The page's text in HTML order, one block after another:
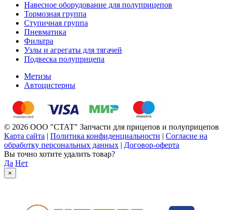
Навесное оборудование для полуприцепов
Тормозная группа
Ступичная группа
Пневматика
Фильтра
Узлы и агрегаты для тягачей
Подвеска полуприцепа
Метизы
Автоцистерны
© 2026 ООО "СТАТ" Запчасти для прицепов и полуприцепов
Карта сайта | Политика конфиденциальности | Согласие на
обработку персональных данных | Договор-оферта
Вы точно хотите удалить товар?
Да Нет
×